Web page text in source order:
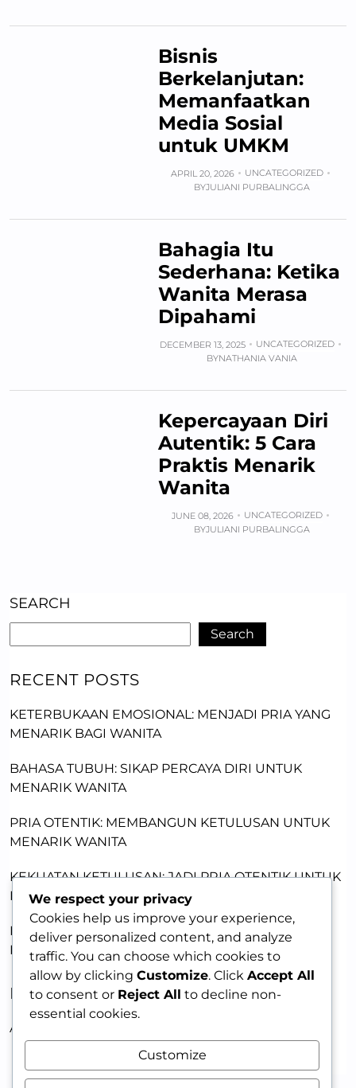
Bisnis
Berkelanjutan:
Memanfaatkan
Media Sosial
untuk UMKM
APRIL 20, 2026
UNCATEGORIZED
BYJULIANI PURBALINGGA
Bahagia Itu
Sederhana: Ketika
Wanita Merasa
Dipahami
DECEMBER 13, 2025
UNCATEGORIZED
BYNATHANIA VANIA
Kepercayaan Diri
Autentik: 5 Cara
Praktis Menarik
Wanita
JUNE 08, 2026
UNCATEGORIZED
BYJULIANI PURBALINGGA
SEARCH
Search
RECENT POSTS
KETERBUKAAN EMOSIONAL: MENJADI PRIA YANG
MENARIK BAGI WANITA
BAHASA TUBUH: SIKAP PERCAYA DIRI UNTUK
MENARIK WANITA
PRIA OTENTIK: MEMBANGUN KETULUSAN UNTUK
MENARIK WANITA
KEKUATAN KETULUSAN: JADI PRIA OTENTIK UNTUK
DAYA TARIK
PRIA MENARIK: MEMBANGUN KEPERCAYAAN DIRI
DENGAN KETULUSAN
RECENT COMMENTS
A WordPress Commenter
We respect your privacy
Cookies help us improve your experience,
deliver personalized content, and analyze
traffic. You can choose which cookies to
allow by clicking Customize. Click Accept All
to consent or Reject All to decline non-
essential cookies.
Customize